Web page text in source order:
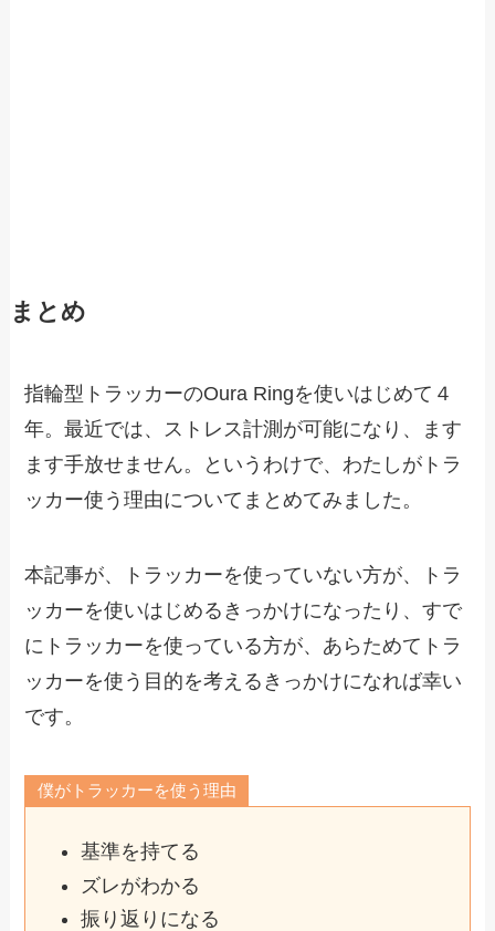
まとめ
指輪型トラッカーのOura Ringを使いはじめて４
年。最近では、ストレス計測が可能になり、ます
ます手放せません。というわけで、わたしがトラ
ッカー使う理由についてまとめてみました。
本記事が、トラッカーを使っていない方が、トラ
ッカーを使いはじめるきっかけになったり、すで
にトラッカーを使っている方が、あらためてトラ
ッカーを使う目的を考えるきっかけになれば幸い
です。
僕がトラッカーを使う理由
基準を持てる
ズレがわかる
振り返りになる